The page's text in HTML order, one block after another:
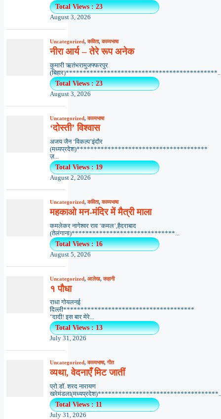
Total Views : 23
August 3, 2026
Uncategorized,कविता,काव्यभाषा
नीरा आर्य – तेरे रूप अनेक
कुमारी ऋतंभरामुजफ्फरपुर
Total Views : 23
August 3, 2026
Uncategorized,काव्यभाषा
‘दोस्ती’ विश्वास
अजय जैन ‘विकल्प’इंदौर
(मध्यप्रदेश)**************************************
ज़...
Total Views : 19
August 2, 2026
Uncategorized,कविता,काव्यभाषा
महकाओ मन-मंदिर में मैत्री माला
कमलेकर नागेश्वर राव ‘कमल’,हैदराबाद
(तेलंगाना)******************************...
Total Views : 16
August 5, 2026
Uncategorized, आलेख,कहानी
१ पौधा
राधा गोयलनई
दिल्ली**************************************
"दादी! इस बार मेरे...
Total Views : 13
July 31, 2026
Uncategorized,काव्यभाषा,गीत
व्यथा, वेदनाएँ मिट जातीं
प्रो.डॉ. शरद नारायण
Total Views : 11
July 31, 2026